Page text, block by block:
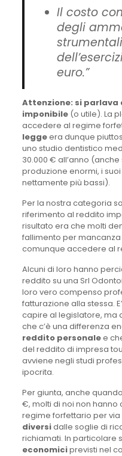
Il costo
degli
euro.”
Attenzione: si parlava
imponibile(o utile). La
accedere al regime
leggeera dunque
uno studio dentistico
30.000 € all’anno
produzione enormi, i
nettamente più bassi).
Per la nostra categoria
riferimento al reddito
risultato era che molti
fallimento per
comunque accedere al
Alcuni di loro hanno
reddito su una Srl
loro vero compenso
fatturazione alla stessa.
capire al legislatore, ma
che c’è una differenza
reddito personalee
del reddito di impresa
avviene negli studi
ipocrita.
Per giunta, anche
€, molti di noi non hanno
regime forfettario per via
diversidalle soglie di
richiamati. In particolare
economiciprevisti nel